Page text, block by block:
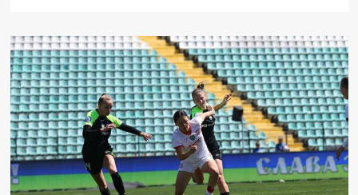
Полтавщини
під
час
сварки
кинув
гранату
у
знайомого